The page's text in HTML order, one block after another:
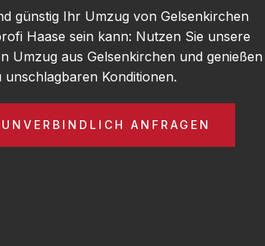
günstig Ihr Umzug von Gelsenkirchen
Haase sein kann: Nutzen Sie unsere
Umzug aus Gelsenkirchen und genießen
unschlagbaren Konditionen.
ANFRAGEN